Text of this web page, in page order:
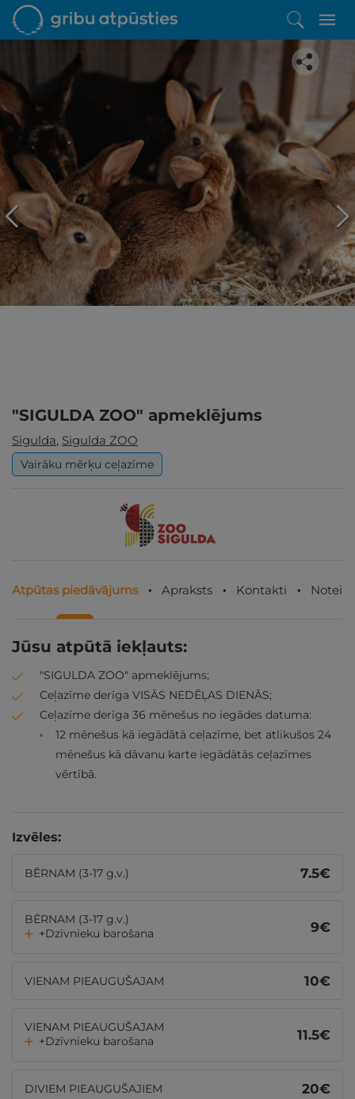
Iepatikās šis piedāvājums?
Līdz brīnišķīgai atpūtai atlikuši tikai daži soļi
PĒRKU
"SIGULDA ZOO" apmeklējums
Sigulda, Sigulda ZOO
Vairāku mērķu ceļazīme
Atpūtas piedāvājums Apraksts Kontakti
Jūsu atpūtā iekļauts:
"SIGULDA ZOO" apmeklējums;
Ceļazīme derīga VISĀS NEDĒĻAS DIENĀS;
Ceļazīme derīga 36 mēnešus no iegādes datuma:
12 mēnešus kā iegādātā ceļazīme, bet atlikušos 24
mēnešus kā dāvanu karte iegādātās ceļazīmes
vērtībā.
Izvēles:
BĒRNAM (3-17 g.v.) 7.5€
BĒRNAM (3-17 g.v.)
+Dzīvnieku barošana
9€
VIENAM PIEAUGUŠAJAM 10€
VIENAM PIEAUGUŠAJAM
+Dzīvnieku barošana
11.5€
DIVIEM PIEAUGUŠAJIEM 20€